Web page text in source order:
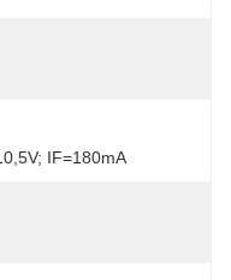
IF=180mA